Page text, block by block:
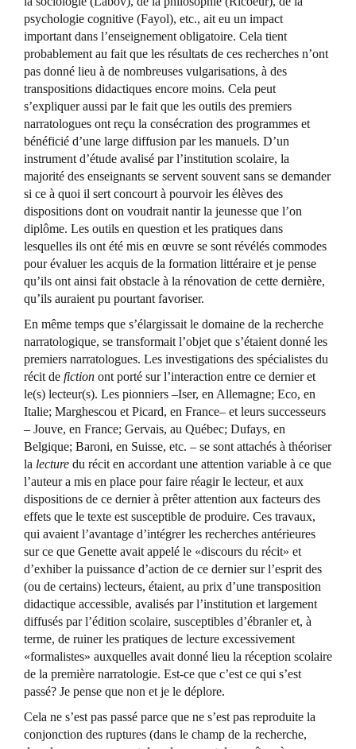
psychologie cognitive (Fayol), etc., ait eu un impact
important dans l’enseignement obligatoire. Cela tient
probablement au fait que les résultats de ces recherches n’ont
pas donné lieu à de nombreuses vulgarisations, à des
transpositions didactiques encore moins. Cela peut
s’expliquer aussi par le fait que les outils des premiers
narratologues ont reçu la consécration des programmes et
bénéficié d’une large diffusion par les manuels. D’un
instrument d’étude avalisé par l’institution scolaire, la
majorité des enseignants se servent souvent sans se demander
si ce à quoi il sert concourt à pourvoir les élèves des
dispositions dont on voudrait nantir la jeunesse que l’on
diplôme. Les outils en question et les pratiques dans
lesquelles ils ont été mis en œuvre se sont révélés commodes
pour évaluer les acquis de la formation littéraire et je pense
qu’ils ont ainsi fait obstacle à la rénovation de cette dernière,
qu’ils auraient pu pourtant favoriser.
En même temps que s’élargissait le domaine de la recherche
narratologique, se transformait l’objet que s’étaient donné les
premiers narratologues. Les investigations des spécialistes du
récit de fiction ont porté sur l’interaction entre ce dernier et
le(s) lecteur(s). Les pionniers –Iser, en Allemagne; Eco, en
Italie; Marghescou et Picard, en France– et leurs successeurs
– Jouve, en France; Gervais, au Québec; Dufays, en
Belgique; Baroni, en Suisse, etc. – se sont attachés à théoriser
la lecture du récit en accordant une attention variable à ce que
l’auteur a mis en place pour faire réagir le lecteur, et aux
dispositions de ce dernier à prêter attention aux facteurs des
effets que le texte est susceptible de produire. Ces travaux,
qui avaient l’avantage d’intégrer les recherches antérieures
sur ce que Genette avait appelé le «discours du récit» et
d’exhiber la puissance d’action de ce dernier sur l’esprit des
(ou de certains) lecteurs, étaient, au prix d’une transposition
didactique accessible, avalisés par l’institution et largement
diffusés par l’édition scolaire, susceptibles d’ébranler et, à
terme, de ruiner les pratiques de lecture excessivement
«formalistes» auxquelles avait donné lieu la réception scolaire
de la première narratologie. Est-ce que c’est ce qui s’est
passé? Je pense que non et je le déplore.
Cela ne s’est pas passé parce que ne s’est pas reproduite la
conjonction des ruptures (dans le champ de la recherche,